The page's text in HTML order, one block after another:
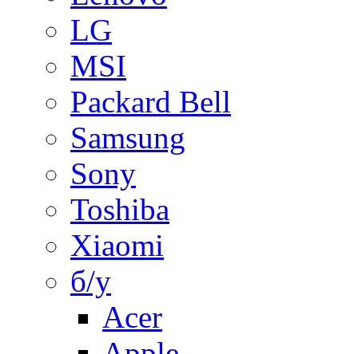
LG
MSI
Packard Bell
Samsung
Sony
Toshiba
Xiaomi
б/у
Acer